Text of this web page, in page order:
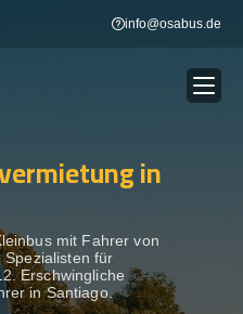
info@osabus.de
Show dropdown
in
mit Fahrer von
Spezialisten für
Erschwingliche
in Santiago.